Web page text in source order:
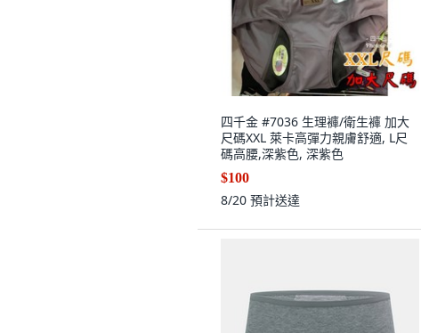
四千金 #7036 生理褲/衛生褲 加大
尺碼XXL 萊卡高彈力親膚舒適, L尺
碼高腰,深紫色, 深紫色
$100
8/20 預計送達